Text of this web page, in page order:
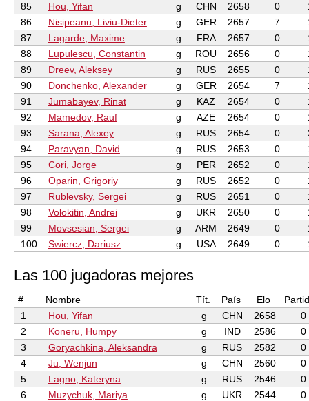
85
Hou, Yifan g CHN 2658 0
86
Nisipeanu, Liviu-Dieter g GER 2657 7
87
Lagarde, Maxime g FRA 2657 0
88
Lupulescu, Constantin g ROU 2656 0
89
Dreev, Aleksey g RUS 2655 0
90
Donchenko, Alexander g GER 2654 7
91
Jumabayev, Rinat g KAZ 2654 0
92
Mamedov, Rauf g AZE 2654 0
93
Sarana, Alexey g RUS 2654 0
94
Paravyan, David g RUS 2653 0
95
Cori, Jorge g PER 2652 0
96
Oparin, Grigoriy g RUS 2652 0
97
Rublevsky, Sergei g RUS 2651 0
98
Volokitin, Andrei g UKR 2650 0
99
Movsesian, Sergei g ARM 2649 0
100
Swiercz, Dariusz g USA 2649 0
Las 100 jugadoras mejores
# Nombre Tít. País Elo
1
Hou, Yifan g CHN 2658
0
2
Koneru, Humpy g IND 2586
0
3
Goryachkina, Aleksandra g RUS 2582
0
4
Ju, Wenjun g CHN 2560
0
5
Lagno, Kateryna g RUS 2546
0
6
Muzychuk, Mariya g UKR 2544
0